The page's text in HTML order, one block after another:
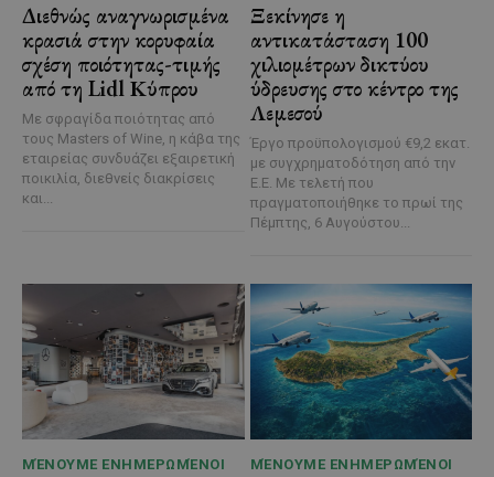
Διεθνώς αναγνωρισμένα
κρασιά στην κορυφαία
σχέση ποιότητας-τιμής
από τη Lidl Κύπρου
Με σφραγίδα ποιότητας από
τους Masters of Wine, η κάβα της
εταιρείας συνδυάζει εξαιρετική
ποικιλία, διεθνείς διακρίσεις
και...
Ξεκίνησε η
αντικατάσταση 100
χιλιομέτρων δικτύου
ύδρευσης στο κέντρο της
Λεμεσού
Έργο προϋπολογισμού €9,2 εκατ.
με συγχρηματοδότηση από την
Ε.Ε. Με τελετή που
πραγματοποιήθηκε το πρωί της
Πέμπτης, 6 Αυγούστου...
ΜΈΝΟΥΜΕ ΕΝΗΜΕΡΩΜΈΝΟΙ ΜΈΝΟΥΜΕ ΕΝΗΜΕΡΩΜΈΝΟΙ